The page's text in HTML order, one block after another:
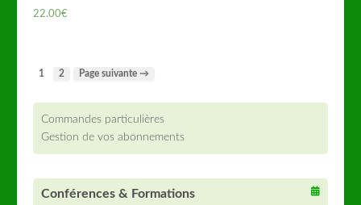
22.00€
1 2 Page suivante →
Commandes particulières
Gestion de vos abonnements
Conférences & Formations